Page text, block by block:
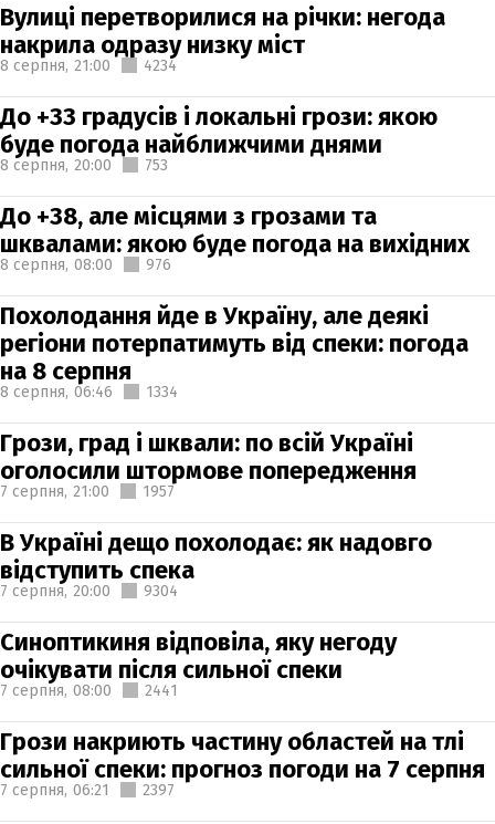
Вулиці перетворилися на річки: негода
накрила одразу низку міст
8 серпня, 21:00 4234
До +33 градусів і локальні грози: якою
буде погода найближчими днями
8 серпня, 20:00 753
До +38, але місцями з грозами та
шквалами: якою буде погода на вихідних
8 серпня, 08:00 976
Похолодання йде в Україну, але деякі
регіони потерпатимуть від спеки: погода
на 8 серпня
8 серпня, 06:46 1334
Грози, град і шквали: по всій Україні
оголосили штормове попередження
7 серпня, 21:00 1957
В Україні дещо похолодає: як надовго
відступить спека
7 серпня, 20:00 9304
Синоптикиня відповіла, яку негоду
очікувати після сильної спеки
7 серпня, 08:00 2441
Грози накриють частину областей на тлі
сильної спеки: прогноз погоди на 7 серпня
7 серпня, 06:21 2397